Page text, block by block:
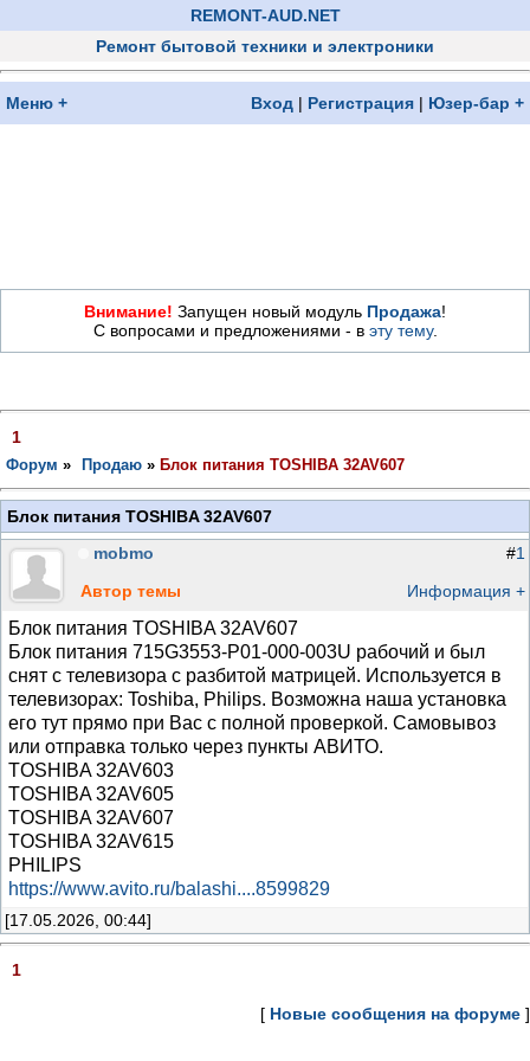
REMONT-AUD.NET
Ремонт бытовой техники и электроники
Меню + Вход | Регистрация | Юзер-бар +
Внимание! Запущен новый модуль Продажа!
С вопросами и предложениями - в эту тему.
1
Форум » Продаю » Блок питания TOSHIBA 32AV607
Блок питания TOSHIBA 32AV607
mobmo
Автор темы
#1
Информация +
Блок питания TOSHIBA 32AV607
Блок питания 715G3553-P01-000-003U рабочий и был
снят с телевизора с разбитой матрицей. Используется в
телевизорах: Toshiba, Philips. Возможна наша установка
его тут прямо при Вас с полной проверкой. Самовывоз
или отправка только через пункты АВИТО.
TOSHIBA 32AV603
TOSHIBA 32AV605
TOSHIBA 32AV607
TOSHIBA 32AV615
PHILIPS
https://www.avito.ru/balashi....8599829
[17.05.2026, 00:44]
1
[ Новые сообщения на форуме ]